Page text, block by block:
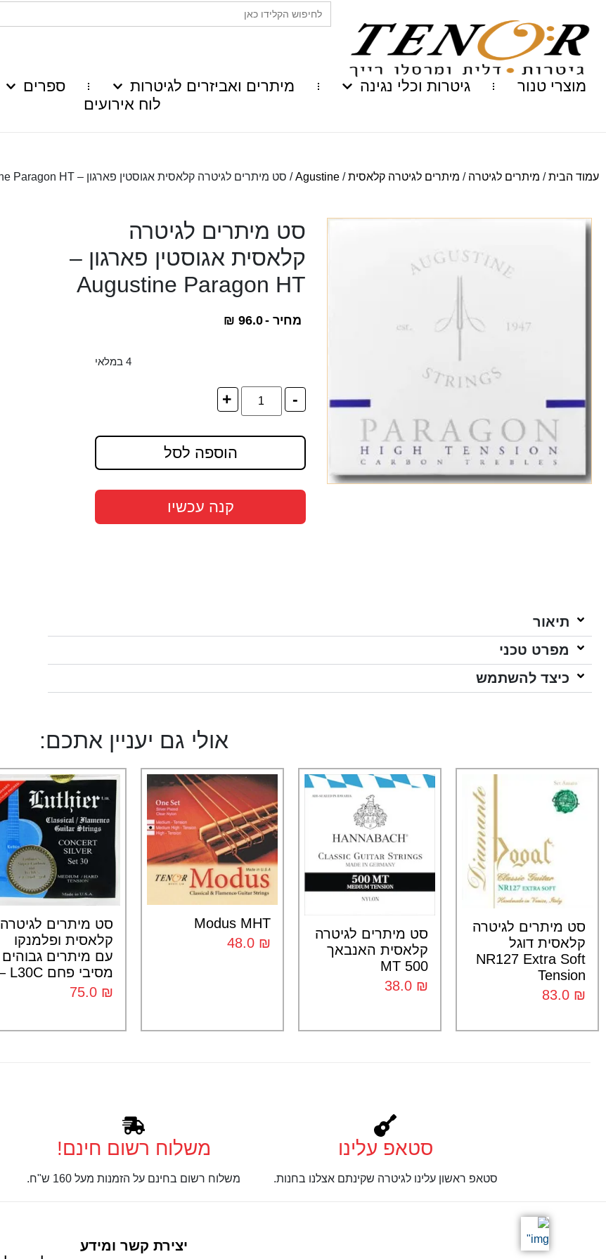
Search
for:
מוצרי טנור גיטרות וכלי נגינה מיתרים ואביזרים לגיטרות ספרים
לוח אירועים
עמוד הבית/ מיתרים לגיטרה / מיתרים לגיטרה קלאסית/
Agustine/ סט מיתרים לגיטרה קלאסית אגוסטין פארגון – Augustine Paragon HT
סט מיתרים לגיטרה
קלאסית אגוסטין פארגון –
Augustine Paragon HT
מחיר - ₪ 96.0
4 במלאי
-
+
הוספה לסל
קנה עכשיו
תיאור
מפרט טכני
כיצד להשתמש
אולי גם יעניין אתכם:
סט מיתרים לגיטרה
קלאסית דוגל
NR127 Extra Soft
Tension
₪
סט מיתרים לגיטרה
קלאסית האנבאך
500 MT
₪
Modus MHT
₪
סט מיתרים לגיטרה
קלאסית ופלמנקו
עם מיתרים גבוהים
מסיבי פחם L30C –
₪
סטאפ עלינו
סטאפ ראשון עלינו לגיטרה שקינתם אצלנו בחנות.
משלוח רשום חינם!
משלוח רשום בחינם על הזמנות מעל 160 ש"ח.
יצירת קשר ומידע